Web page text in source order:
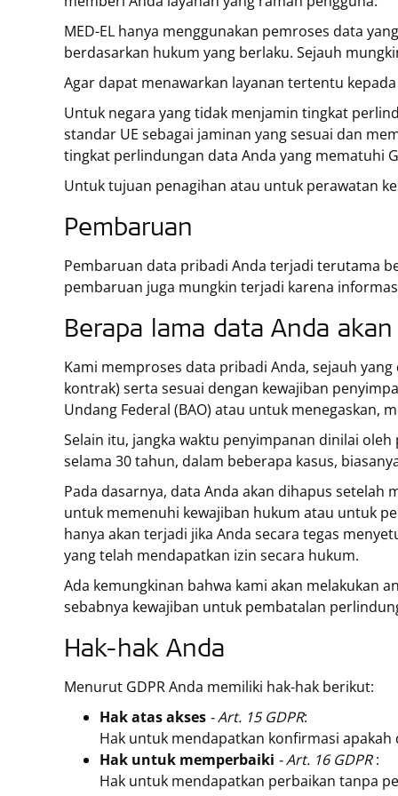
MED-EL hanya menggunakan pemroses data
berdasarkan hukum yang berlaku. Sejauh
Agar dapat menawarkan layanan tertentu
Untuk negara yang tidak menjamin tingkat
standar UE sebagai jaminan yang sesuai dan
tingkat perlindungan data Anda yang mematuhi
Untuk tujuan penagihan atau untuk perawatan
Pembaruan
Pembaruan data pribadi Anda terjadi terutama
pembaruan juga mungkin terjadi karena
Berapa lama data Anda
Kami memproses data pribadi Anda, sejauh
kontrak) serta sesuai dengan kewajiban
Undang Federal (BAO) atau untuk menegaskan,
Selain itu, jangka waktu penyimpanan dinilai
selama 30 tahun, dalam beberapa kasus,
Pada dasarnya, data Anda akan dihapus
untuk memenuhi kewajiban hukum atau untuk
hanya akan terjadi jika Anda secara tegas
yang telah mendapatkan izin secara hukum.
Ada kemungkinan bahwa kami akan melakukan
sebabnya kewajiban untuk pembatalan
Hak-hak Anda
Menurut GDPR Anda memiliki hak-hak berikut:
Hak atas akses - Art. 15 GDPR:
Hak untuk mendapatkan konfirmasi
Hak untuk memperbaiki - Art. 16 GDPR:
Hak untuk mendapatkan perbaikan tanpa